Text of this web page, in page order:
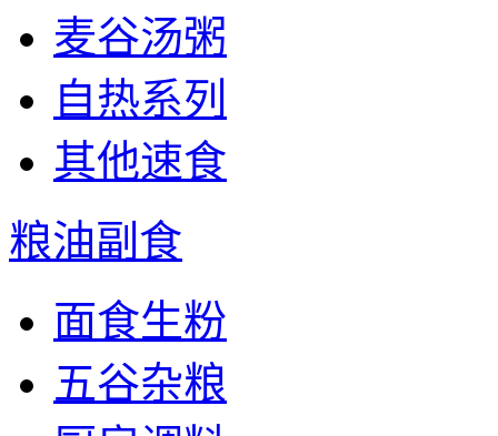
麦谷汤粥
自热系列
其他速食
粮油副食
面食生粉
五谷杂粮